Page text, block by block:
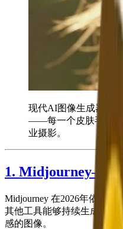
现代AI图像生成器可
——每一个皮肤毛孔、
业摄影。
1. Midjourney——
Midjourney 在2026年依然
其他工具能够持续生成具有
感的图像。